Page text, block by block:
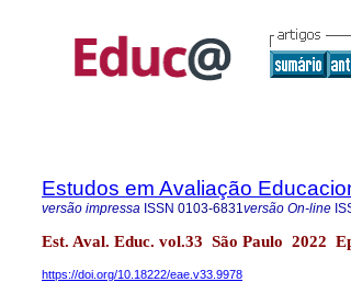
Estudos em Avaliação
versão impressa ISSN 0103-6831versão On-line
Est. Aval. Educ. vol.33 São Paulo 2022
https://doi.org/10.18222/eae.v33.9978